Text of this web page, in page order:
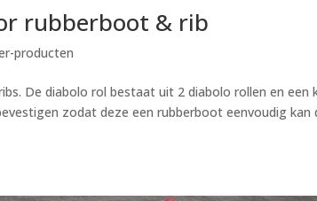
rubberboot & rib
producten
De diabolo rol bestaat uit 2 diabolo rollen en een
zodat deze een rubberboot eenvoudig kan